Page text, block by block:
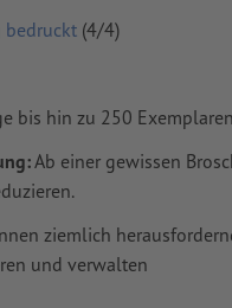
Coated v3) für
nicht gedruckt
mitgedruckt
bedruckt (4/4)
bis hin zu 250
Ab einer gewissen
ziemlich
und verwalten